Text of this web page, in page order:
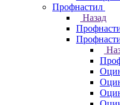
Профнастил
Назад